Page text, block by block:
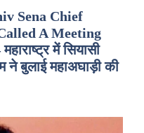
Sena Chief
A Meeting
में सियासी
बुलाई महाअघाड़ी की